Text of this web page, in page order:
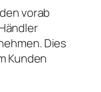
vorab
Dies
Kunden